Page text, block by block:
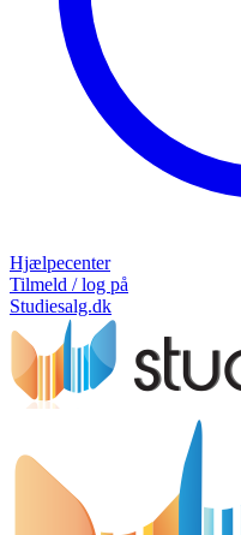
Hjælpecenter
Tilmeld / log på
Studiesalg.dk